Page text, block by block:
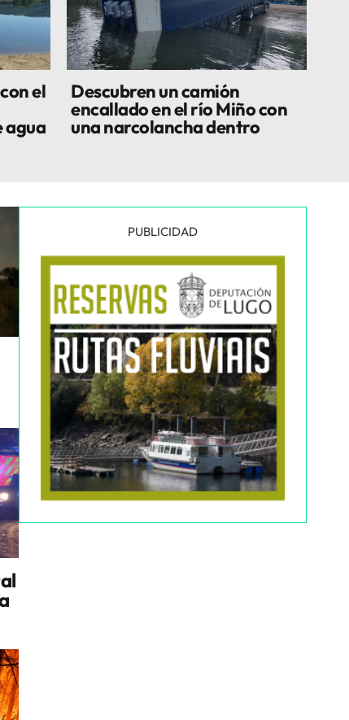
el
agua
Descubren un camión
encallado en el río Miño con
una narcolancha dentro
PUBLICIDAD